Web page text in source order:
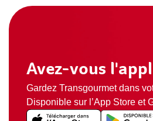
Avez-vous
Gardez Transgourmet dans
Disponible sur l’App Store et